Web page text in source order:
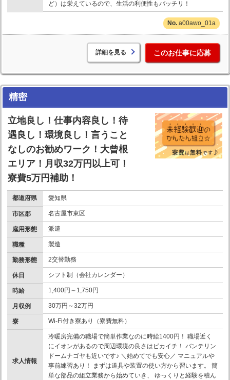
ど）は栄えているので、生活の利便性もバッチリ！
a00awo_01a
詳細を見る このお仕事に応募
精密
立地良し！仕事内容良し！待
遇良し！環境良し！言うこと
なしのお勧めワーク！大曾根
エリア！月収32万円以上可！
寮費5万円補助！
都道府県 愛知県
市区郡 名古屋市東区
雇用形態 派遣
職種 製造
勤務形態 2交替勤務
休日 シフト制（会社カレンダー）
時給 1,400円～1,750円
月収例 30万円～32万円
寮 Wi-Fi付き寮あり（寮費無料）
求人情報
冷暖房完備の職場で簡単作業なのに時給1400円！ 職場近く
にイオンがあるので周辺環境の良さはピカイチ！ バンテリン
ドームナゴヤも近いです♪ ＼始めてでも安心／ マニュアルや
事前練習あり！ まずは道具や装置の使い方から習います。 簡
単な部品の組立業務から始めていき、 ゆっくりと経験を積ん